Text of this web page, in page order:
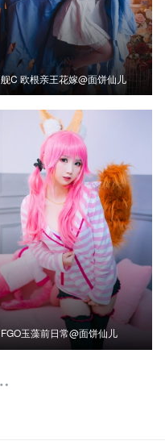
舰C 欧根亲王花嫁@面饼仙儿
FGO玉藻前日常@面饼仙儿